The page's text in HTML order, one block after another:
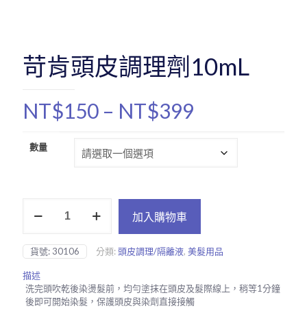
苛肯頭皮調理劑10mL
NT$150 – NT$399
NT$399
數量
皮
調
理
劑
10mL
數
加入購物車
貨號: 30106 分類:頭皮調理/隔離液, 美髮用品
描述
洗完頭吹乾後染燙髮前，均勻塗抹在頭皮及髮際線上，稍等1分鐘
後即可開始染髮，保護頭皮與染劑直接接觸